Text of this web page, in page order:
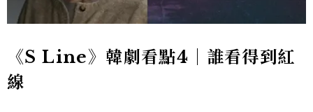
《S Line》韓劇看點4｜誰看得到紅
線